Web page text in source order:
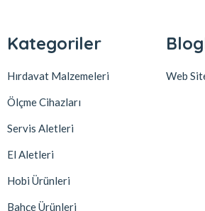
Kategoriler
Hırdavat Malzemeleri
Ölçme Cihazları
Servis Aletleri
El Aletleri
Hobi Ürünleri
Bahçe Ürünleri
Web